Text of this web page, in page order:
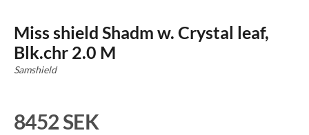
Miss shield Shadm w. Crystal leaf,
Blk.chr 2.0 M
Samshield
8452 SEK